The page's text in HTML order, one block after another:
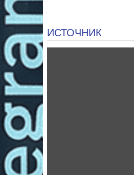
ИСТОЧНИК